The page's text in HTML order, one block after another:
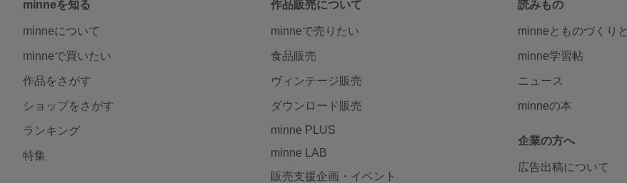
minneを知る
minneについて
minneで買いたい
作品をさがす
ショップをさがす
ランキング
特集
作品販売について
minneで売りたい
食品販売
ヴィンテージ販売
ダウンロード販売
minne PLUS
minne LAB
販売支援企画・イベント
読みもの
minneとものづくりと
minne学習帖
ニュース
minneの本
企業の方へ
広告出稿について